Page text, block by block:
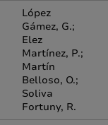
López
Gámez, G.;
Elez
Martínez, P.;
Martín
Belloso, O.;
Soliva
Fortuny, R.